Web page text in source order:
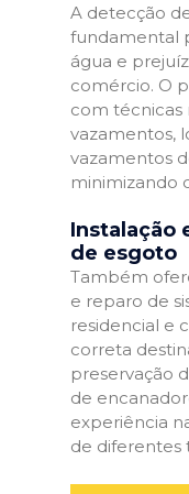
A detecção
fundamental
água e
comércio. O
com técnicas
vazamentos,
vazamentos
minimizando
Instalação
de esgoto
Também
e reparo de
residencial e
correta
preservação
de
experiência
de diferentes